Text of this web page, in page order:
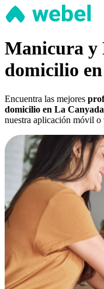
Manicura y
domicilio
Encuentra las mejores
domicilio en La Canyada
nuestra aplicación móvil o